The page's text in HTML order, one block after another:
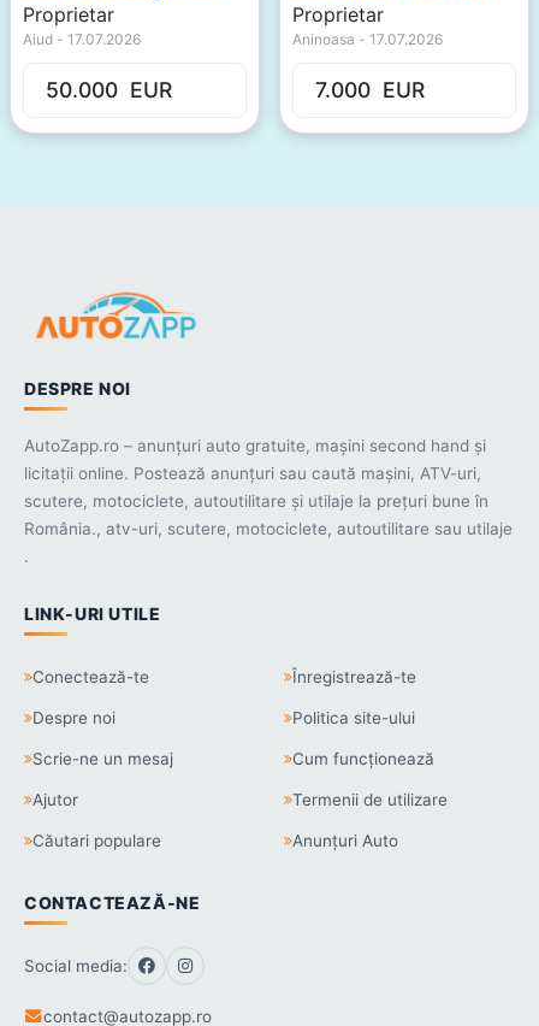
Proprietar
Aiud - 17.07.2026
50.000 EUR
Proprietar
Aninoasa - 17.07.2026
7.000 EUR
DESPRE NOI
AutoZapp.ro – anunțuri auto gratuite, mașini second hand și
licitații online. Postează anunțuri sau caută mașini, ATV-uri,
scutere, motociclete, autoutilitare și utilaje la prețuri bune în
România., atv-uri, scutere, motociclete, autoutilitare sau utilaje
.
LINK-URI UTILE
Conectează-te Înregistrează-te
Despre noi Politica site-ului
Scrie-ne un mesaj Cum funcționează
Ajutor Termenii de utilizare
Căutari populare Anunțuri Auto
CONTACTEAZĂ-NE
Social media:
contact@autozapp.ro